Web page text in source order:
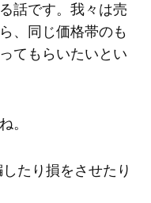
話です。我々は売
、同じ価格帯のも
てもらいたいとい
。
り損をさせたり